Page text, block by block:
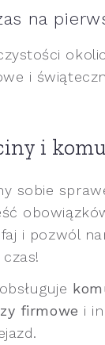
na
i
i
sobie
i pozwól
obsługuje
firmowe i